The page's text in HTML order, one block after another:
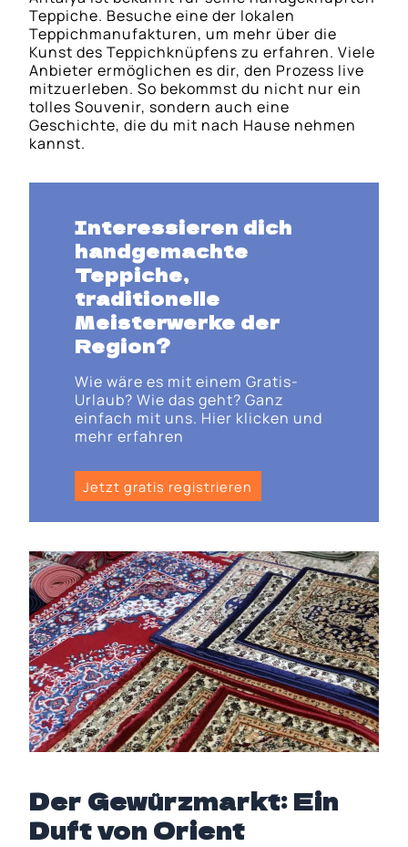
Teppiche. Besuche eine der lokalen
Teppichmanufakturen, um mehr über die
Kunst des Teppichknüpfens zu erfahren. Viele
Anbieter ermöglichen es dir, den Prozess live
mitzuerleben. So bekommst du nicht nur ein
tolles Souvenir, sondern auch eine
Geschichte, die du mit nach Hause nehmen
kannst.
Interessieren dich
handgemachte
Teppiche,
traditionelle
Meisterwerke der
Region?
Wie wäre es mit einem Gratis-
Urlaub? Wie das geht? Ganz
einfach mit uns. Hier klicken und
mehr erfahren
Jetzt gratis registrieren
Der Gewürzmarkt: Ein
Duft von Orient